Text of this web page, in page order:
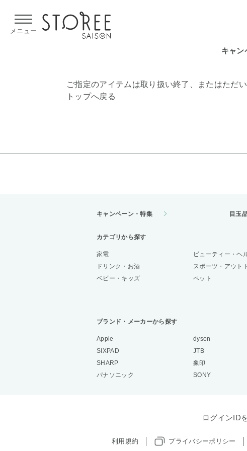
メニュー
キャン
ご指定のアイテムは取り扱い終了、またはただ
トップへ戻る
キャンペーン・特集 目玉
カテゴリから探す
家電 ビューティー・ヘ
ドリンク・お酒
スポーツ・アウト
ベビー・キッズ
ペット
ブランド・メーカーから探す
Apple dyson
SIXPAD
JTB
SHARP
象印
パナソニック
SONY
ログインID
利用規約 プライバシーポリシー